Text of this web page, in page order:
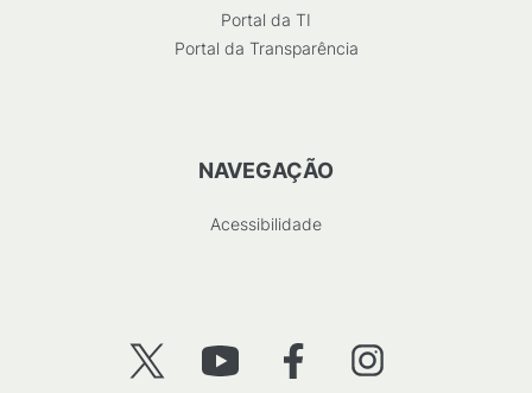
Portal da TI
Portal da Transparência
NAVEGAÇÃO
Acessibilidade